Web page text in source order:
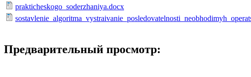
prakticheskogo_soderzhaniya.docx
Предварительный просмотр: